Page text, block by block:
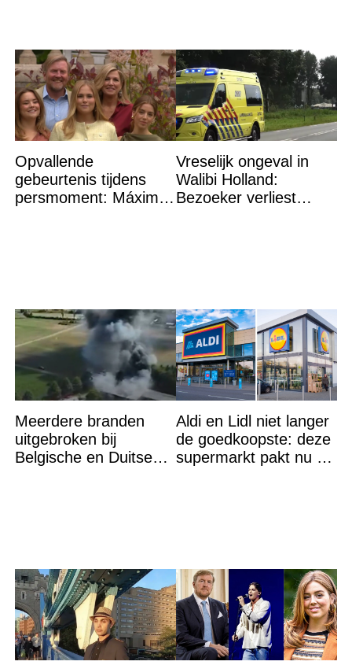
Opvallende
gebeurtenis tijdens
persmoment: Máxima
Vreselijk ongeval in
Walibi Holland:
Bezoeker verliest
Meerdere branden
uitgebroken bij
Belgische en Duitse
Aldi en Lidl niet langer
de goedkoopste: deze
supermarkt pakt nu de